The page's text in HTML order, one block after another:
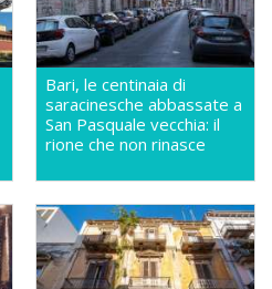
Bari, le centinaia di
saracinesche abbassate a
San Pasquale vecchia: il
rione che non rinasce